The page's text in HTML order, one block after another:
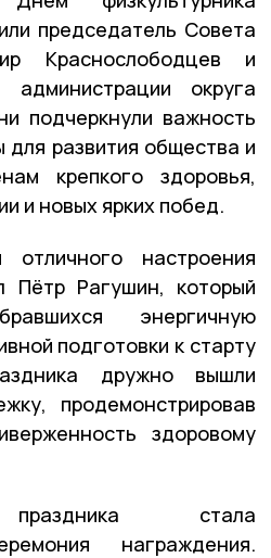
председатель Совета
Краснослободцев и
администрации округа
подчеркнули важность
для развития общества и
крепкого здоровья,
и новых ярких побед.
настроения
Пётр Рагушин, который
энергичную
подготовки к старту
дружно вышли
продемонстрировав
здоровому
праздника стала
награждения.